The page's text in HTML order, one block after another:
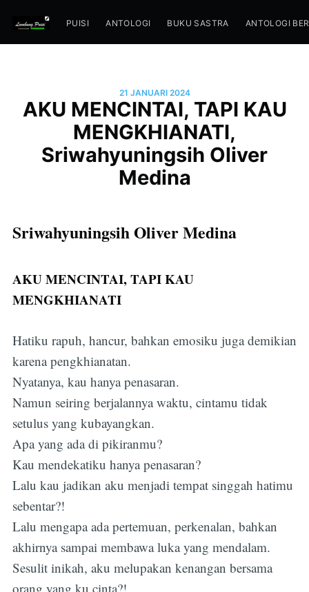
PUISI ANTOLOGI BUKU SASTRA ANTOLOGI
21 JANUARI 2024
AKU MENCINTAI, TAPI KAU
MENGKHIANATI,
Sriwahyuningsih Oliver
Medina
Sriwahyuningsih Oliver Medina
AKU MENCINTAI, TAPI KAU
MENGKHIANATI
Hatiku rapuh, hancur, bahkan emosiku juga demikian
karena pengkhianatan.
Nyatanya, kau hanya penasaran.
Namun seiring berjalannya waktu, cintamu tidak
setulus yang kubayangkan.
Apa yang ada di pikiranmu?
Kau mendekatiku hanya penasaran?
Lalu kau jadikan aku menjadi tempat singgah hatimu
sebentar?!
Lalu mengapa ada pertemuan, perkenalan, bahkan
akhirnya sampai membawa luka yang mendalam.
Sesulit inikah, aku melupakan kenangan bersama
orang yang ku cinta?!